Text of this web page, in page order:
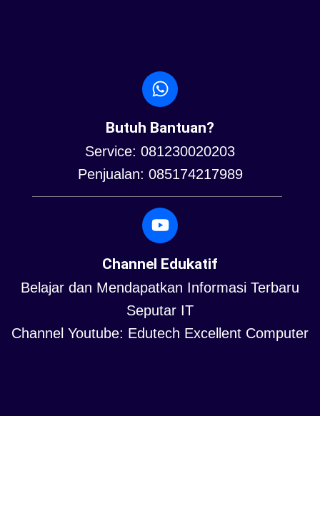
Butuh Bantuan?
Service: 081230020203
Penjualan: 085174217989
Channel Edukatif
Belajar dan Mendapatkan Informasi Terbaru
Seputar IT
Channel Youtube: Edutech Excellent Computer